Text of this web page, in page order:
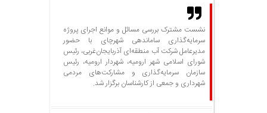
نشست مشترک بررسی مسائل و موانع اجرای پروژه
سرمایه‌گذاری ساماندهی شهرچای با حضور
مدیرعامل شرکت آب منطقه‌ای آذربایجان‌غربی، رئیس
شورای اسلامی شهر ارومیه، شهردار ارومیه، رئیس
سازمان سرمایه‌گذاری و مشارکت‌های مردمی
شهرداری و جمعی از کارشناسان برگزار شد.